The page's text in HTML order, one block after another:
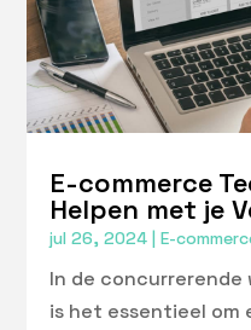
E-commerce
Helpen met je
jul 26, 2024 |E-
In de concurrerende
is het essentieel